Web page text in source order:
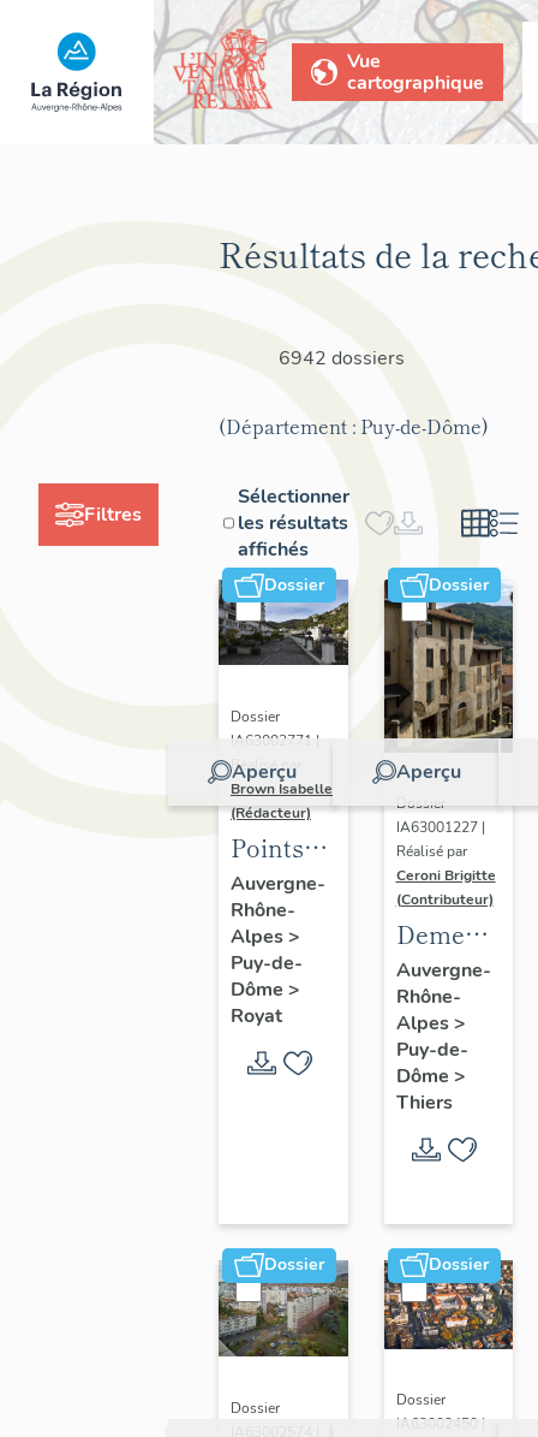
Vue
cartographique
Filtres
Résultats de la
6942 dossiers
(Département : Puy-de-Dôme)
Sélectionner
les résultats
affichés
Dossier
Aperçu
Dossier
IA63002771 |
Réalisé par
Brown Isabelle
(Rédacteur)
Points
de vue
sur le
paysage
thermal
Auvergne-
Rhône-
Alpes>
Puy-de-
Dôme >
Royat
Dossier
Aperçu
Dossier
IA63001227 |
Réalisé par
Ceroni Brigitte
(Contributeur)
Demeures
en site
de pente
Auvergne-
Rhône-
Alpes>
Puy-de-
Dôme >
Thiers
Dossier
Dossier
Dossier
Dossier
IA63002450 |